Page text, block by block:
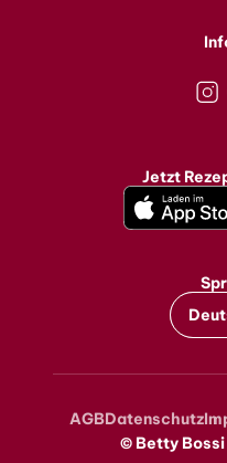
Jetzt
AGBDatenschutz
© Betty